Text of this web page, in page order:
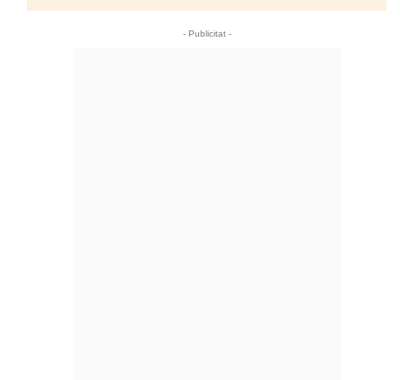
- Publicitat -